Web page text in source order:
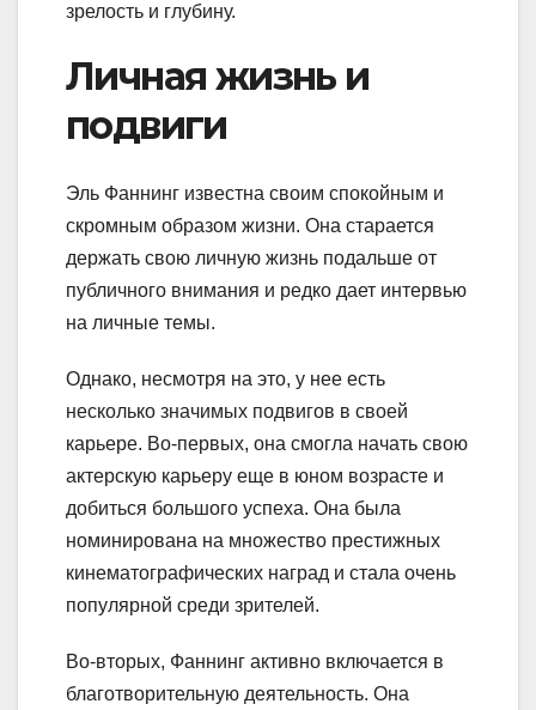
зрелость и глубину.
Личная жизнь и
подвиги
Эль Фаннинг известна своим спокойным и
скромным образом жизни. Она старается
держать свою личную жизнь подальше от
публичного внимания и редко дает интервью
на личные темы.
Однако, несмотря на это, у нее есть
несколько значимых подвигов в своей
карьере. Во-первых, она смогла начать свою
актерскую карьеру еще в юном возрасте и
добиться большого успеха. Она была
номинирована на множество престижных
кинематографических наград и стала очень
популярной среди зрителей.
Во-вторых, Фаннинг активно включается в
благотворительную деятельность. Она